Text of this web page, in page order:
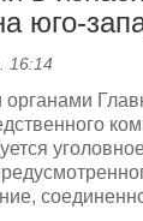
юго-
16:14